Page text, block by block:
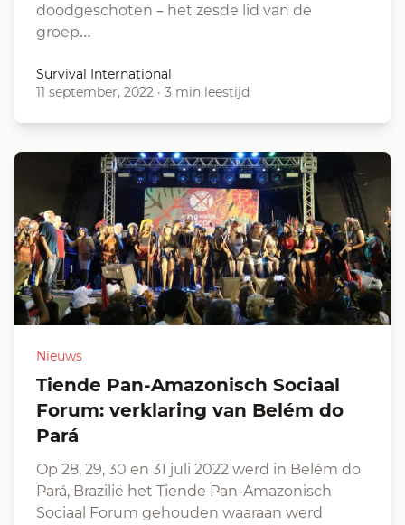
doodgeschoten – het zesde lid van de
groep…
Survival International
11 september, 2022 · 3 min leestijd
Nieuws
Tiende Pan-Amazonisch Sociaal
Forum: verklaring van Belém do
Pará
Op 28, 29, 30 en 31 juli 2022 werd in Belém do
Pará, Brazilië het Tiende Pan-Amazonisch
Sociaal Forum gehouden waaraan werd